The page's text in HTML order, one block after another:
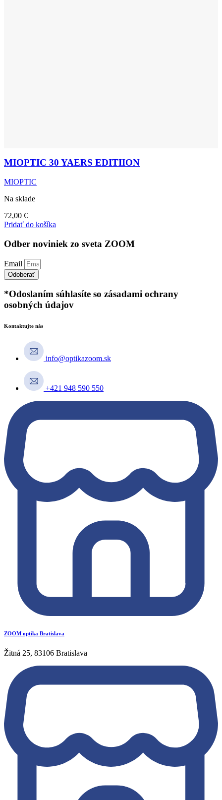
MIOPTIC 30 YAERS EDITIION
MIOPTIC
Na sklade
72,00 €
Pridať do košíka
Odber noviniek zo sveta ZOOM
Email
Odoberať
*Odoslaním súhlasíte so zásadami ochrany
osobných údajov
Kontaktujte nás
info@optikazoom.sk
+421 948 590 550
ZOOM optika Bratislava
Žitná 25, 83106 Bratislava